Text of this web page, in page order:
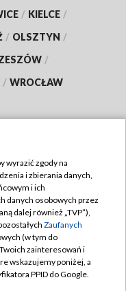
/ KIELCE /
/ OLSZTYN /
/
/ WROCŁAW
wyrazić zgody na
i zbierania danych,
i ich
danych osobowych przez
dalej również „TVP”),
Zaufanych
(w tym do
zainteresowań i
wskazujemy poniżej, a
PPID do Google.